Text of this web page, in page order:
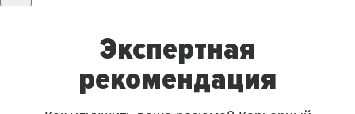
Экспертная
рекомендация